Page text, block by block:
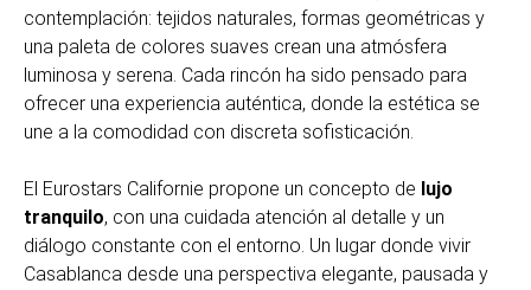
contemplación: tejidos naturales, formas geométricas y
una paleta de colores suaves crean una atmósfera
luminosa y serena. Cada rincón ha sido pensado para
ofrecer una experiencia auténtica, donde la estética se
une a la comodidad con discreta sofisticación.
El Eurostars Californie propone un concepto de lujo
tranquilo, con una cuidada atención al detalle y un
diálogo constante con el entorno. Un lugar donde vivir
Casablanca desde una perspectiva elegante, pausada y